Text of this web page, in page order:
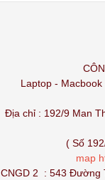
Laptop -
Địa chỉ : 192/9 Man
( Số 192/9 từ
map
CNGD 2 : 543 Đường